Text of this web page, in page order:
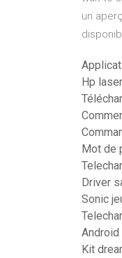
un
Hp
Mot de
Driver
Sonic
Android
Kit